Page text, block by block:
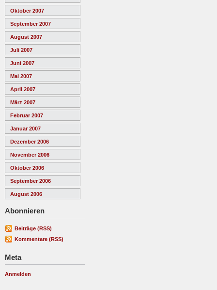
Oktober 2007
September 2007
August 2007
Juli 2007
Juni 2007
Mai 2007
April 2007
März 2007
Februar 2007
Januar 2007
Dezember 2006
November 2006
Oktober 2006
September 2006
August 2006
Abonnieren
Beiträge (RSS)
Kommentare (RSS)
Meta
Anmelden